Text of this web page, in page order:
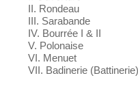
II. Rondeau
III. Sarabande
IV. Bourrée I & II
V. Polonaise
VI. Menuet
VII. Badinerie (Battinerie)